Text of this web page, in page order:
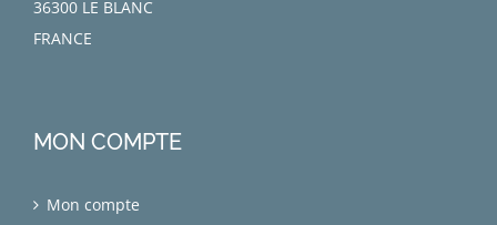
36300 LE BLANC
FRANCE
MON COMPTE
Mon compte